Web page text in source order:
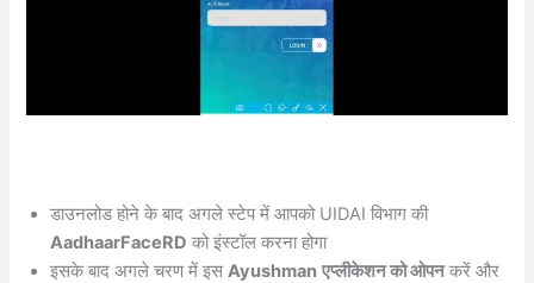
डाउनलोड होने के बाद अगले स्टेप में आपको UIDAI विभाग की
AadhaarFaceRD को इंस्टॉल करना होगा
इसके बाद अगले चरण में इसAyushman एप्लीकेशन को ओपनकरें और